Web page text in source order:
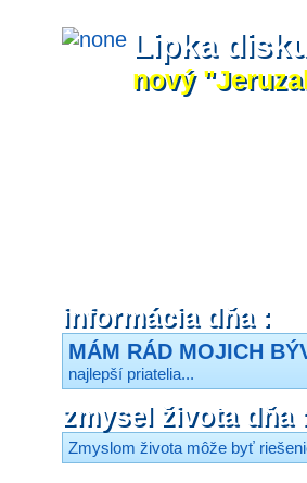
Lipka
nový
informácia dňa :
MÁM RÁD MOJICH
najlepší priatelia...
zmysel života dňa
Zmyslom života môže byť